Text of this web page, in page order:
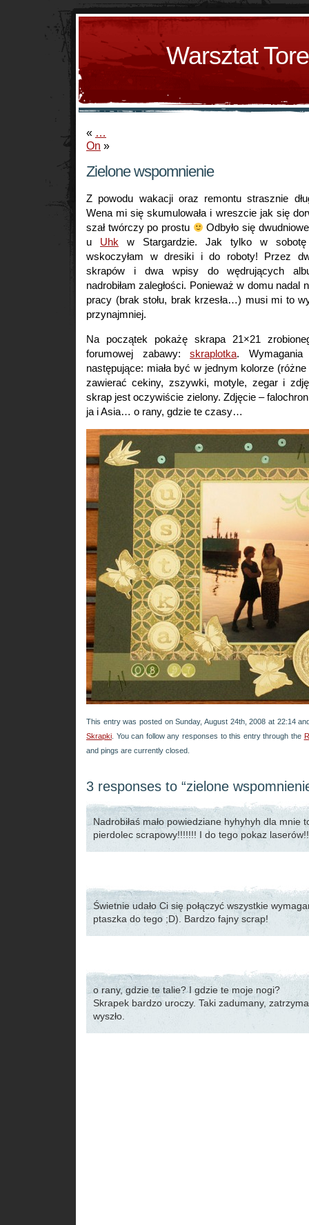
Warsztat
« …
On »
Zielone wspomnienie
Z powodu wakacji oraz remontu strasznie
Wena mi się skumulowała i wreszcie jak się
szał twórczy po prostu
Odbyło się
u Uhk w Stargardzie. Jak tylko w sobotę
wskoczyłam w dresiki i do roboty! Przez
skrapów i dwa wpisy do wędrujących
nadrobiłam zaległości. Ponieważ w domu nadal
pracy (brak stołu, brak krzesła…) musi mi to
przynajmniej.
Na początek pokażę skrapa 21×21
forumowej zabawy:skraplotka.
następujące: miała być w jednym kolorze
zawierać cekiny, zszywki, motyle, zegar i
skrap jest oczywiście zielony. Zdjęcie –
ja i Asia… o rany, gdzie te czasy…
This entry was posted on Sunday, August 24th, 2008 at 22:14
Skrapki . You can follow any responses to this entry through the
and pings are currently closed.
3 responses to “zielone
Nadrobiłaś mało powiedziane hyhyhyh dla mnie
pierdolec scrapowy!!!!!!! I do tego pokaz
Świetnie udało Ci się połączyć wszystkie
ptaszka do tego ;D). Bardzo fajny scrap!
o rany, gdzie te talie? I gdzie te moje nogi?
Skrapek bardzo uroczy. Taki zadumany,
wyszło.